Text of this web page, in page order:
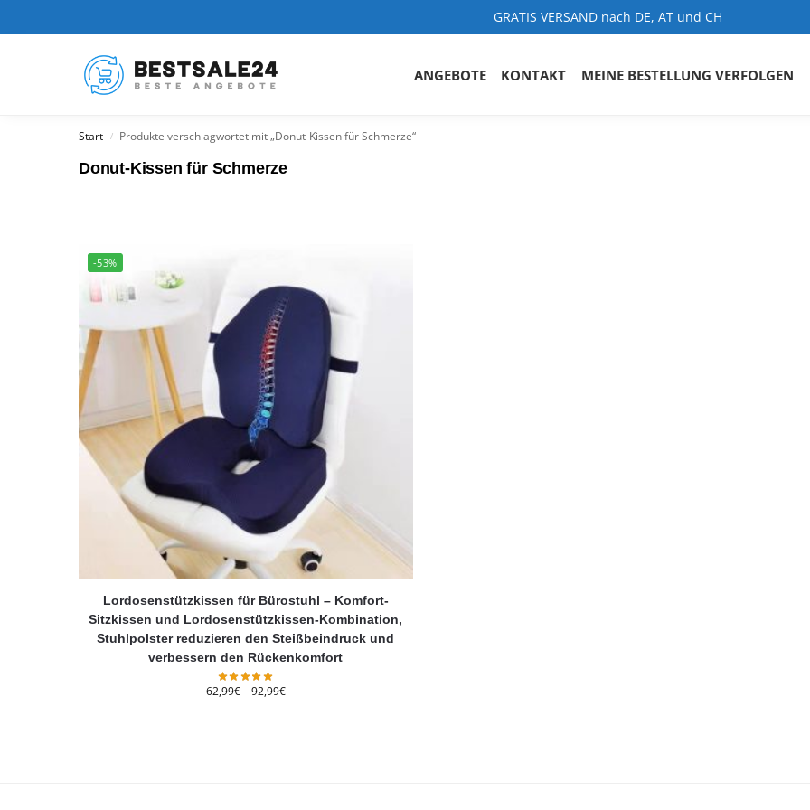
GRATIS VERSAND nach DE, AT und CH
ANGEBOTE KONTAKT MEINE BESTELLUNG VERFOLGEN
Start / Produkte verschlagwortet mit „Donut-Kissen für Schmerze“
Donut-Kissen für Schmerze
-53%
Lordosenstützkissen für Bürostuhl – Komfort-
Sitzkissen und Lordosenstützkissen-Kombination,
Stuhlpolster reduzieren den Steißbeindruck und
verbessern den Rückenkomfort
62,99€–92,99€